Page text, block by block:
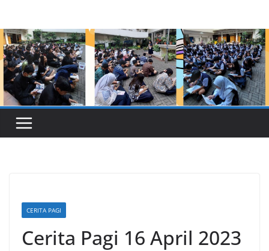
content
CERITA PAGI
Cerita Pagi 16 April 2023